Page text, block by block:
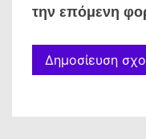
την επόμενη